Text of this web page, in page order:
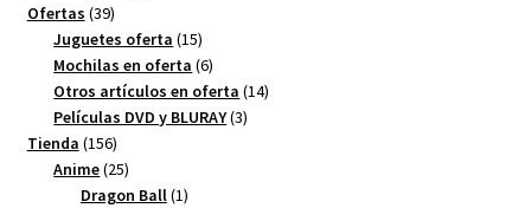
Ofertas 3939
productos
Juguetes oferta 1515
productos
Mochilas en oferta 66
productos
Otros artículos en oferta 1414
Películas DVD y BLURAY 33
Tienda 156156
productos
Anime 2525
productos
Dragon Ball 11